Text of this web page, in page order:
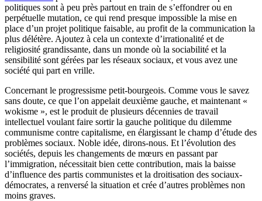
politiques sont à peu près partout en train de s’effondrer ou en
perpétuelle mutation, ce qui rend presque impossible la mise en
place d’un projet politique faisable, au profit de la communication la
plus délétère. Ajoutez à cela un contexte d’irrationalité et de
religiosité grandissante, dans un monde où la sociabilité et la
sensibilité sont gérées par les réseaux sociaux, et vous avez une
société qui part en vrille.
Concernant le progressisme petit-bourgeois. Comme vous le savez
sans doute, ce que l’on appelait deuxième gauche, et maintenant «
wokisme », est le produit de plusieurs décennies de travail
intellectuel voulant faire sortir la gauche politique du dilemme
communisme contre capitalisme, en élargissant le champ d’étude des
problèmes sociaux. Noble idée, dirons-nous. Et l’évolution des
sociétés, depuis les changements de mœurs en passant par
l’immigration, nécessitait bien cette contribution, mais la baisse
d’influence des partis communistes et la droitisation des sociaux-
démocrates, a renversé la situation et crée d’autres problèmes non
moins graves.